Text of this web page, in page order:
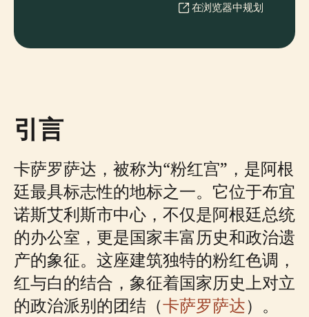
在浏览器中规划
引言
卡萨罗萨达，被称为“粉红宫”，是阿根
廷最具标志性的地标之一。它位于布宜
诺斯艾利斯市中心，不仅是阿根廷总统
的办公室，更是国家丰富历史和政治遗
产的象征。这座建筑独特的粉红色调，
红与白的结合，象征着国家历史上对立
的政治派别的团结（卡萨罗萨达）。